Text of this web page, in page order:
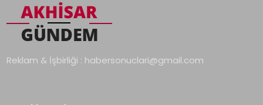
Reklam & İşbirliği : habersonuclari@gmail.com